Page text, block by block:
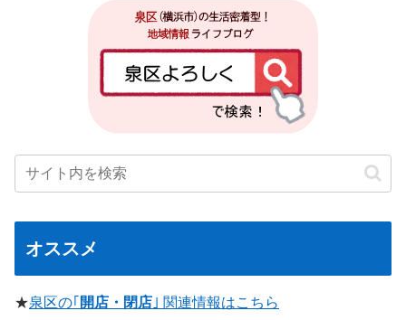
オススメ
★泉区の｢ 開店・閉店 ｣ 関連情報はこちら